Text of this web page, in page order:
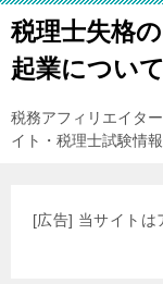
税理士失格
起業につい
税務アフィリエイタ
イト・税理士試験情
[広告] 当サイトは